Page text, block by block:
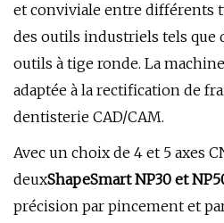
et conviviale entre différents
des outils industriels tels que
outils à tige ronde. La
adaptée à la rectification de
dentisterie CAD/CAM.
Avec un choix de 4 et 5 axes
deuxShapeSmart NP30 et
précision par pincement et